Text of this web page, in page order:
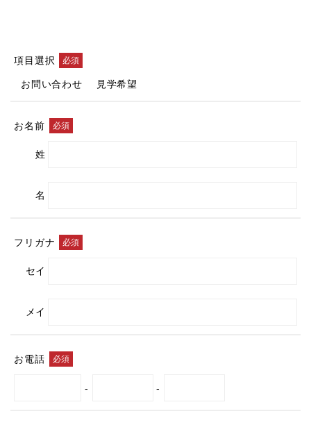
項目選択
お問い合わせ 見学希望
お名前
姓
名
フリガナ
セイ
メイ
お電話
- -